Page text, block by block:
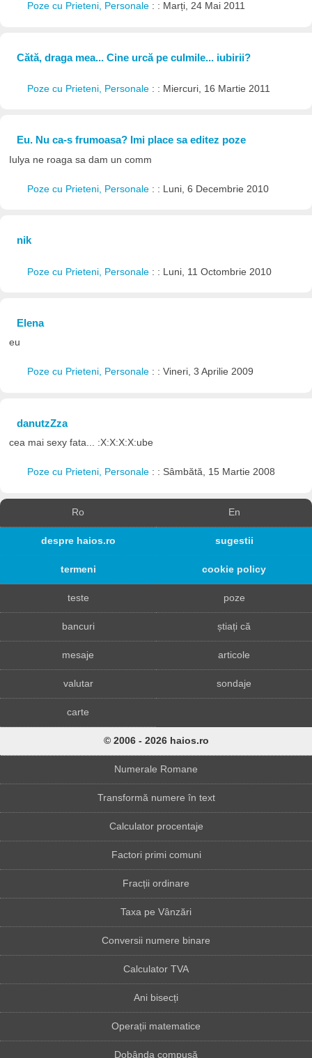
Poze cu Prieteni, Personale : : Marți, 24 Mai 2011
Cătă, draga mea... Cine urcă pe culmile... iubirii?
Poze cu Prieteni, Personale : : Miercuri, 16 Martie 2011
Eu. Nu ca-s frumoasa? Imi place sa editez poze
Iulya ne roaga sa dam un comm
Poze cu Prieteni, Personale : : Luni, 6 Decembrie 2010
nik
Poze cu Prieteni, Personale : : Luni, 11 Octombrie 2010
Elena
eu
Poze cu Prieteni, Personale : : Vineri, 3 Aprilie 2009
danutzZza
cea mai sexy fata... :X:X:X:X:ube
Poze cu Prieteni, Personale : : Sâmbătă, 15 Martie 2008
Ro En
despre haios.ro sugestii
termeni cookie policy
teste poze
bancuri știați că
mesaje articole
valutar sondaje
carte
© 2006 - 2026 haios.ro
Numerale Romane
Transformă numere în text
Calculator procentaje
Factori primi comuni
Fracții ordinare
Taxa pe Vânzări
Conversii numere binare
Calculator TVA
Ani bisecți
Operații matematice
Dobânda compusă